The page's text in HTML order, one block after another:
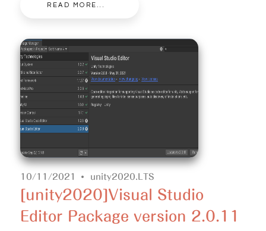
READ MORE...
10/11/2021 unity2020.LTS
[unity2020]Visual Studio
Editor Package version 2.0.11